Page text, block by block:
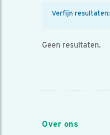
Verfijn resultaten:
Geen resultaten.
Over ons